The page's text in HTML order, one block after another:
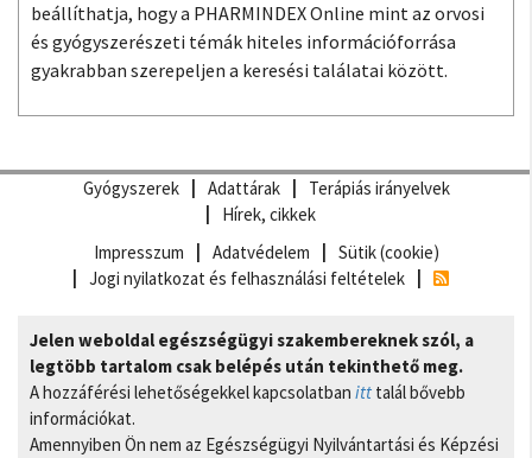
beállíthatja, hogy a PHARMINDEX Online mint az orvosi
és gyógyszerészeti témák hiteles információforrása
gyakrabban szerepeljen a keresési találatai között.
Gyógyszerek Adattárak
Terápiás irányelvek
Hírek, cikkek
Impresszum
Adatvédelem
Sütik (cookie)
Jogi nyilatkozat és felhasználási feltételek
Jelen weboldal egészségügyi szakembereknek szól, a
legtöbb tartalom csak belépés után tekinthető meg.
A hozzáférési lehetőségekkel kapcsolatban itt talál bővebb
információkat.
Amennyiben Ön nem az Egészségügyi Nyilvántartási és Képzési